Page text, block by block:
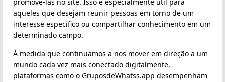
promovê-las no site. Isso é especialmente útil para
aqueles que desejam reunir pessoas em torno de um
interesse específico ou compartilhar conhecimento em um
determinado campo.
À medida que continuamos a nos mover em direção a um
mundo cada vez mais conectado digitalmente,
plataformas como o GruposdeWhatss.app desempenham